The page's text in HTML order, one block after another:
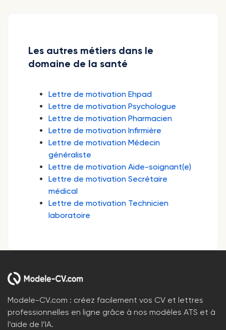
Les autres métiers dans le
domaine de la santé
Lettre de motivation Ehpad
Lettre de motivation Psychologue
Lettre de motivation Pharmacien
Lettre de motivation Infirmière
Lettre de motivation Médecin
généraliste
Lettre de motivation Aide-soignant(e)
Lettre de motivation Secrétaire
médical
Lettre de motivation Technicien
laboratoire
Modele-CV.com : créez facilement vos CV et lettres
professionnelles en ligne grâce à nos modèles ATS et à
l’aide de l’IA.